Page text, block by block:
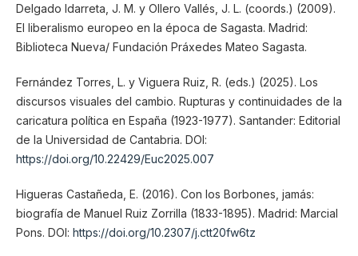
Delgado Idarreta, J. M. y Ollero Vallés, J. L. (coords.) (2009).
El liberalismo europeo en la época de Sagasta. Madrid:
Biblioteca Nueva/ Fundación Práxedes Mateo Sagasta.
Fernández Torres, L. y Viguera Ruiz, R. (eds.) (2025). Los
discursos visuales del cambio. Rupturas y continuidades de la
caricatura política en España (1923-1977). Santander: Editorial
de la Universidad de Cantabria. DOI:
https://doi.org/10.22429/Euc2025.007
Higueras Castañeda, E. (2016). Con los Borbones, jamás:
biografía de Manuel Ruiz Zorrilla (1833-1895). Madrid: Marcial
Pons. DOI: https://doi.org/10.2307/j.ctt20fw6tz